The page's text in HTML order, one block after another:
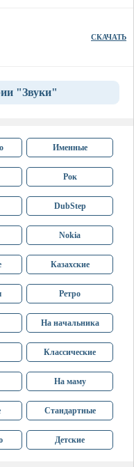
СКАЧАТЬ
"Звуки"
Именные
Рок
DubStep
Nokia
Казахские
Ретро
На начальника
Классические
На маму
Стандартные
Детские